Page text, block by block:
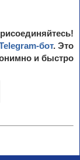
бот. Это
и быстро